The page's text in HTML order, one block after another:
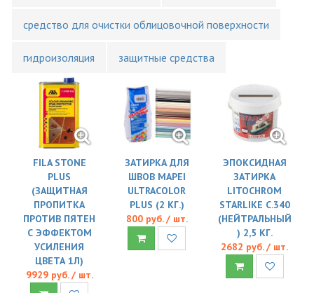
средство для очистки облицовочной поверхности
гидроизоляция защитные средства
FILA STONE
PLUS
(ЗАЩИТНАЯ
ПРОПИТКА
ПРОТИВ ПЯТЕН
С ЭФФЕКТОМ
УСИЛЕНИЯ
ЦВЕТА 1Л)
9929 руб. / шт.
ЗАТИРКА ДЛЯ
ШВОВ MAPEI
ULTRACOLOR
PLUS (2 КГ.)
800 руб. / шт.
ЭПОКСИДНАЯ
ЗАТИРКА
LITOCHROM
STARLIKE C.340
(НЕЙТРАЛЬНЫЙ
) 2,5 КГ.
2682 руб. / шт.